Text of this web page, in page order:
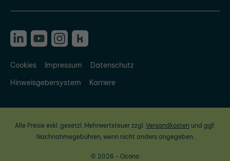
Cookies Impressum
Datenschutz
Hinweisgebersystem
Karriere
Alle Preise exkl. gesetzl. Mehrwertsteuer zzgl.Versandkosten und ggf.
Nachnahmegebühren, wenn nicht anders angegeben.
© 2026 - Ocono